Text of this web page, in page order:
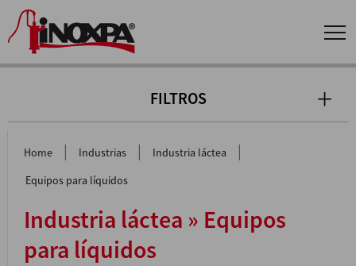
FILTROS
Home | Industrias | Industria láctea |
Equipos para líquidos
Industria láctea » Equipos
para líquidos